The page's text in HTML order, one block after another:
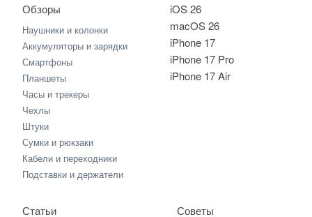
iOS 26
macOS 26
iPhone 17
iPhone 17 Pro
iPhone 17 Air
Обзоры
Наушники и колонки
Аккумуляторы и зарядки
Смартфоны
Планшеты
Часы и трекеры
Чехлы
Штуки
Сумки и рюкзаки
Кабели и переходники
Подставки и держатели
Статьи Советы